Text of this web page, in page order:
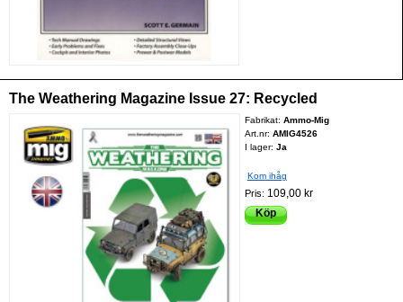
The Weathering Magazine Issue 27: Recycled
Fabrikat: Ammo-Mig
Art.nr: AMIG4526
I lager: Ja
Kom ihåg
Pris: 109,00 kr
Köp